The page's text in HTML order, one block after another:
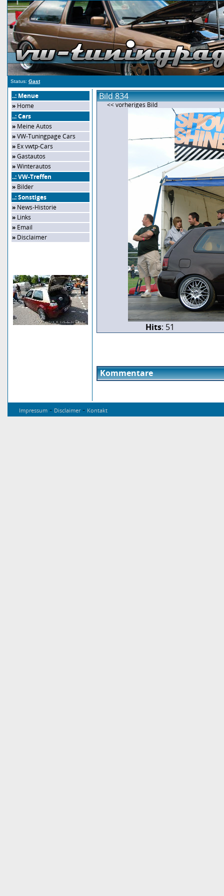
Status: Gast
..: Menue
» Home
..: Cars
» Meine Autos
»VW-Tuningpage Cars
» Ex vwtp-Cars
»Gastautos
»Winterautos
..: VW-Treffen
» Bilder
..: Sonstiges
» News-Historie
» Links
» Email
» Disclaimer
Bild 834
<< vorheriges Bild
Hits: 51
Kommentare
Impressum - Disclaimer- Kontakt